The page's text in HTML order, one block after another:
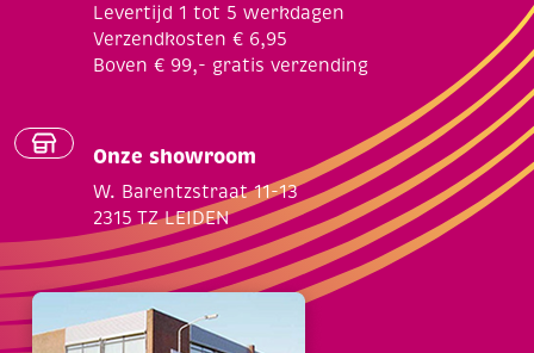
Levertijd 1 tot 5 werkdagen
Verzendkosten € 6,95
Boven € 99,- gratis verzending
Onze showroom
W. Barentzstraat 11-13
2315 TZ LEIDEN